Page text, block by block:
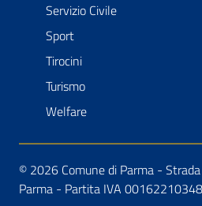
Servizio Civile
Sport
Tirocini
Turismo
Welfare
© 2026 Comune di Parma -
Parma - Partita IVA 00162210348